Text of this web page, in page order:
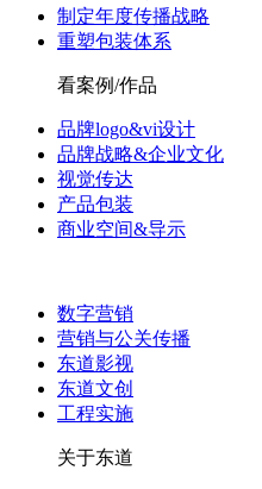
制定年度传播战略
重塑包装体系
看案例/作品
品牌logo&vi设计
品牌战略&企业文化
视觉传达
产品包装
商业空间&导示
数字营销
营销与公关传播
东道影视
东道文创
工程实施
关于东道